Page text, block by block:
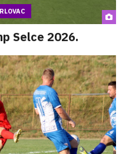
Selce 2026.